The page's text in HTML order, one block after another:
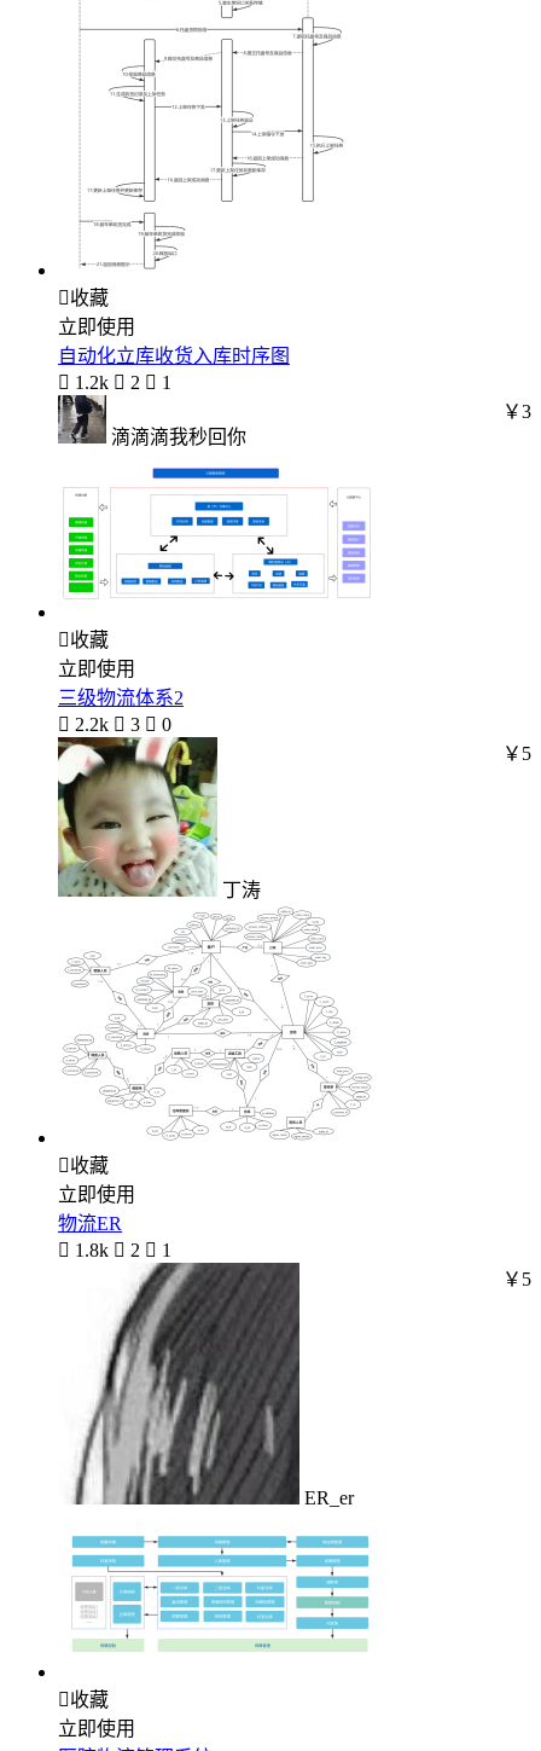
收藏
立即使用
自动化立库收货入库时序图
 1.2k  2  1
滴滴滴我秒回你
￥3
收藏
立即使用
三级物流体系2
 2.2k  3  0
丁涛
￥5
收藏
立即使用
物流ER
 1.8k  2  1
ER_er
￥5
收藏
立即使用